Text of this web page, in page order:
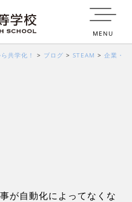
MENU
共学化！ > ブログ > STEAM > 企業・
が自動化によってなくな